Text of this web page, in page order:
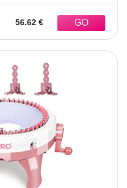
Enfant
56.62 €